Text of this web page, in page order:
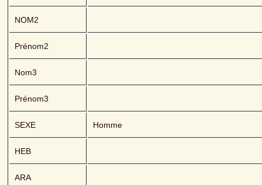
NOM2
Prénom2
Nom3
Prénom3
SEXE Homme
HEB
ARA